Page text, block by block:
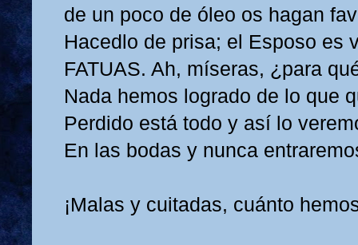
de un poco de óleo os hagan
Hacedlo de prisa; el Esposo es
FATUAS. Ah, míseras, ¿para
Nada hemos logrado de lo que
Perdido está todo y así lo
En las bodas y nunca
¡Malas y cuitadas, cuánto